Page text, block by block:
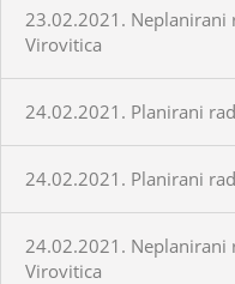
23.02.2021.
Virovitica
24.02.2021. Planirani
24.02.2021. Planirani
24.02.2021.
Virovitica